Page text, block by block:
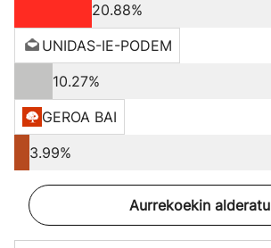
20.88%
UNIDAS-IE-PODEM
10.27%
GEROA BAI
3.99%
Aurrekoekin alderatu